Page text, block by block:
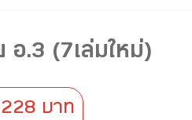
.3 (7เล่มใหม่)
228 บาท